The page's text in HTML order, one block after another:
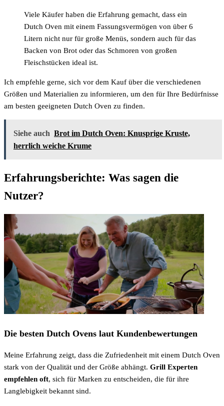
Viele Käufer haben die Erfahrung gemacht, dass ein
Dutch Oven mit einem Fassungsvermögen von über 6
Litern nicht nur für große Menüs, sondern auch für das
Backen von Brot oder das Schmoren von großen
Fleischstücken ideal ist.
Ich empfehle gerne, sich vor dem Kauf über die verschiedenen
Größen und Materialien zu informieren, um den für Ihre Bedürfnisse
am besten geeigneten Dutch Oven zu finden.
Siehe auch Brot im Dutch Oven: Knusprige Kruste,
herrlich weiche Krume
Erfahrungsberichte: Was sagen die
Nutzer?
Die besten Dutch Ovens laut Kundenbewertungen
Meine Erfahrung zeigt, dass die Zufriedenheit mit einem Dutch Oven
stark von der Qualität und der Größe abhängt. Grill Experten
empfehlen oft, sich für Marken zu entscheiden, die für ihre
Langlebigkeit bekannt sind.